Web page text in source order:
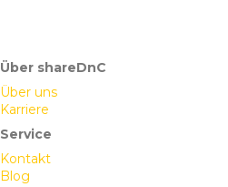
Über shareDnC
Über uns
Karriere
Service
Kontakt
Blog